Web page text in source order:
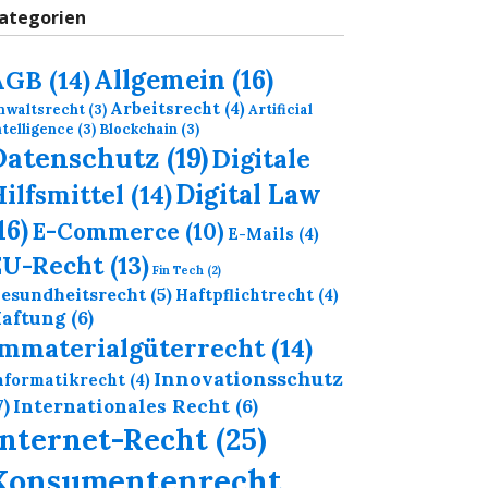
(14)Allgemein (16)
(3) Arbeitsrecht (4)Artificial
(3) Blockchain (3)
(19)Digitale
(14)Digital Law
E-Commerce (10) E-Mails (4)
Recht(13) Fin Tech (2)
(5) Haftpflichtrecht (4)
(6)
(14)
(4) Innovationsschutz
Internationales Recht (6)
Recht (25)